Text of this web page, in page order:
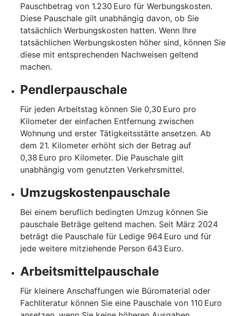
Pauschbetrag von 1.230 Euro für Werbungskosten.
Diese Pauschale gilt unabhängig davon, ob Sie
tatsächlich Werbungskosten hatten. Wenn Ihre
tatsächlichen Werbungskosten höher sind, können Sie
diese mit entsprechenden Nachweisen geltend
machen.
Pendlerpauschale
Für jeden Arbeitstag können Sie 0,30 Euro pro
Kilometer der einfachen Entfernung zwischen
Wohnung und erster Tätigkeitsstätte ansetzen. Ab
dem 21. Kilometer erhöht sich der Betrag auf
0,38 Euro pro Kilometer. Die Pauschale gilt
unabhängig vom genutzten Verkehrsmittel.
Umzugskostenpauschale
Bei einem beruflich bedingten Umzug können Sie
pauschale Beträge geltend machen. Seit März 2024
beträgt die Pauschale für Ledige 964 Euro und für
jede weitere mitziehende Person 643 Euro.
Arbeitsmittelpauschale
Für kleinere Anschaffungen wie Büromaterial oder
Fachliteratur können Sie eine Pauschale von 110 Euro